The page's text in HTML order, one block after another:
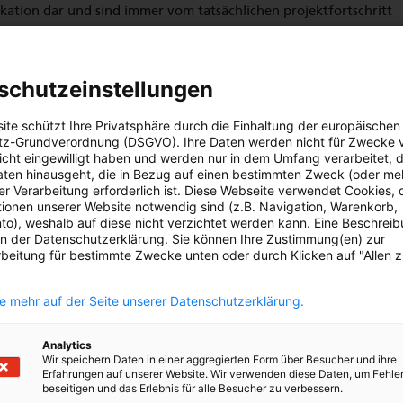
dar und sind immer vom tatsächlichen projektfortschritt
in den VNEPs die Projekte der Netzbetreiber auf der Hoch- und
(110- bzw. 220- und 380-kV-Ebene). Der vielfach geäußerte
Mittelspannungsnetze vollumfänglich darzustellen, wurde nur
Grund dafür ist, dass die Umsetzungszeiträume von Mittel-
teilweise deutlich unter dem
von zwei Jahren liegen – viele Projekte würden
bei der Veröffentlichung aber schon abgeschlossen
dass aus den untergeordneten Spannungsebenen nur in
in den VNEPs aufscheinen werden. Dabei handelt es sich
Planungen oder besonders langen Vorlaufzeiten.
Rückgrat des Energiesystems
das Rückgrat eines erneuerbaren und sicheren Energiesystems.
ist nicht neu, sondern wird vor allem von den
wiederholt. Seit 2013 haben die im Formum
schützt Ihre Privatsphäre durch die Einhaltung der europäischen
Grundverordnung (DSGVO). Ihre Daten werden nicht für Zwecke
eingewilligt haben und werden nur in dem Umfang verarbeitet,
hinausgeht, die in Bezug auf einen bestimmten Zweck (oder
Verarbeitung erforderlich ist. Diese Webseite verwendet Cookies,
unserer Website notwendig sind (z.B. Navigation, Warenkorb,
weshalb auf diese nicht verzichtet werden kann. Eine
der Datenschutzerklärung. Sie können Ihre Zustimmung(en) zur
für bestimmte Zwecke unten oder durch Klicken auf "Allen
mehr auf der Seite unserer Datenschutzerklärung.
Analytics
Wir speichern Daten in einer aggregierten Form über Besucher und ihre
Erfahrungen auf unserer Website. Wir verwenden diese Daten, um
beseitigen und das Erlebnis für alle Besucher zu verbessern.